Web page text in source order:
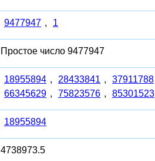
9477947 , 1
Простое число 9477947
18955894 , 28433841 , 37911788
66345629 , 75823576 , 85301523
18955894
4738973.5